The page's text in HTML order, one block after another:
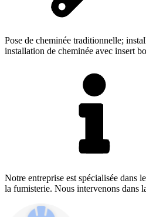
Pose de cheminée traditionnelle;
installation de cheminée avec insert
Notre entreprise est spécialisée dans
la fumisterie. Nous intervenons dans